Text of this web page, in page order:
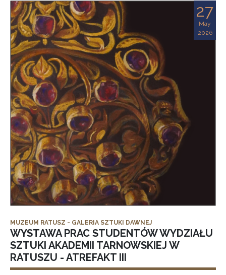
27
May
2026
MUZEUM RATUSZ - GALERIA SZTUKI DAWNEJ
WYSTAWA PRAC STUDENTÓW WYDZIAŁU
SZTUKI AKADEMII TARNOWSKIEJ W
RATUSZU - ATREFAKT III